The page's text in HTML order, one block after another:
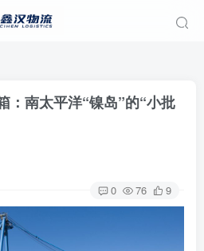
：南太平洋“镍岛”的“小批
0 76 9